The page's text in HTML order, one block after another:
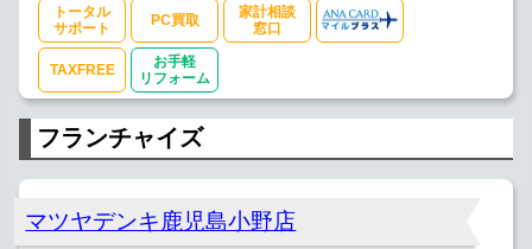
トータル
サポート
PC買取
家計相談
窓口
TAXFREE
お手軽
リフォーム
フランチャイズ
マツヤデンキ鹿児島小野店